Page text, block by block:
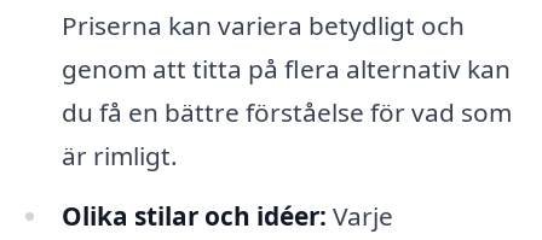
Priserna kan variera betydligt och
genom att titta på flera alternativ kan
du få en bättre förståelse för vad som
är rimligt.
Olika stilar och idéer: Varje